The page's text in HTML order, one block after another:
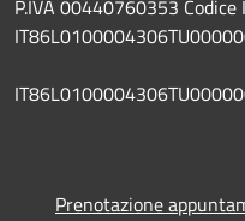
P.IVA 00440760353 Codice
Prenotazione